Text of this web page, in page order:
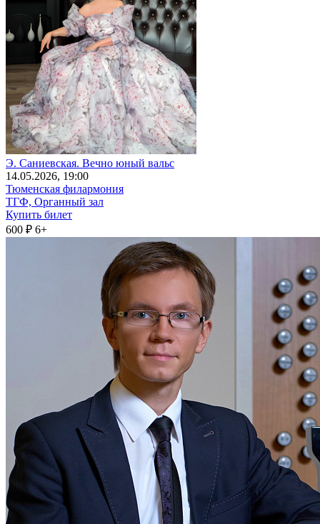
Э. Саниевская. Вечно юный вальс
14.05.2026, 19:00
Тюменская филармония
ТГФ, Органный зал
Купить билет
600 ₽ 6+